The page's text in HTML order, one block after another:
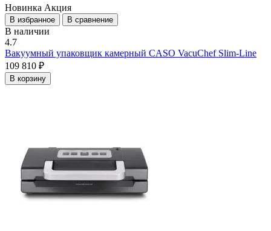
Новинка Акция
В избранное В сравнение
В наличии
4.7
Вакуумный упаковщик камерный CASO VacuChef Slim-Line
109 810 ₽
В корзину